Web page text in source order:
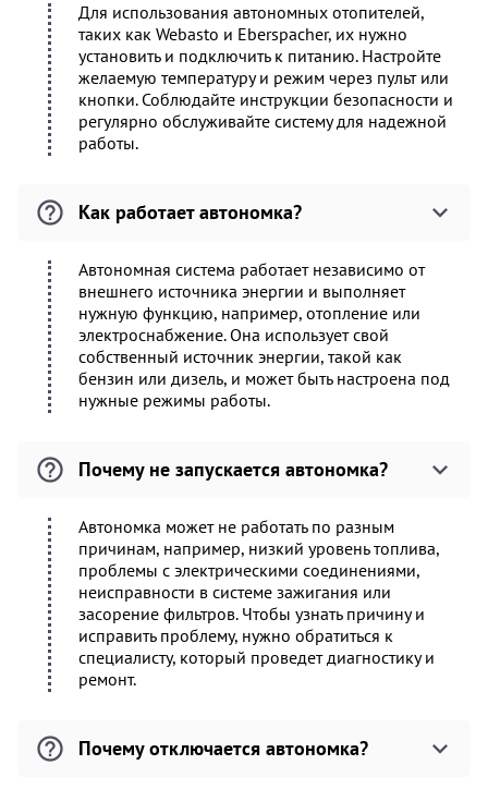
Для использования автономных отопителей,
таких как Webasto и Eberspacher, их нужно
установить и подключить к питанию. Настройте
желаемую температуру и режим через пульт или
кнопки. Соблюдайте инструкции безопасности и
регулярно обслуживайте систему для надежной
работы.
Как работает автономка?
Автономная система работает независимо от
внешнего источника энергии и выполняет
нужную функцию, например, отопление или
электроснабжение. Она использует свой
собственный источник энергии, такой как
бензин или дизель, и может быть настроена под
нужные режимы работы.
Почему не запускается автономка?
Автономка может не работать по разным
причинам, например, низкий уровень топлива,
проблемы с электрическими соединениями,
неисправности в системе зажигания или
засорение фильтров. Чтобы узнать причину и
исправить проблему, нужно обратиться к
специалисту, который проведет диагностику и
ремонт.
Почему отключается автономка?